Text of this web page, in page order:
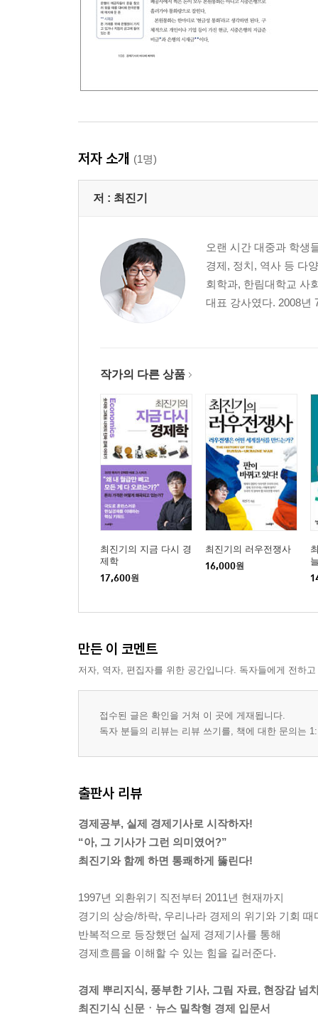
[예비강의] 경기논쟁을 왜 하지?
경제, 결국은 소비가 관건 | 정부와 한국은행의 경
01 경기순환 기사
03 꼭 챙겨봐야 할 한국은행의 금융정책 기사
04 재정정책 기사 워밍업 ① 정부 경제정책의 기본
05 재정정책 기사 워밍업 ② 정부의 예산안 기사 보
「여기서 잠깐」 감세정책, 트리클다운 효과는 있
「여기서 잠깐」 GDP 대비 정부지출 비중이 왜 자
―바그너의 법칙
07 정부의 재정정책 ② 확장/긴축 재정정책 기사
「여기서 잠깐」 정부의 재정정책이 일자리를 얼
5장 착시현상에 주의하자, 경제지표 기사
[예비강의] 신문에 자주 나오는 6개의 경제지표
우리나라 경제의 종합성적표는? | 통계를 볼 때
전년대비인지 꼼꼼히 보자 | 계절변동조절을 왜
따른 착시현상에 주의하자
01 국가의 경제규모를 보여주는 GDP 기사
「여기서 잠깐」 GNP보다 GDP 기사가 왜 많이 나
「여기서 잠깐」 GDP 기사에서 통계가 왜 계속 바
02 경제성장률 기사의 유형 파악하기
「여기서 잠깐」 미국 소비지표가 왜 신문에 자주
05 국민의 생활수준과 빈부격차를 보여주는 기사
06 앞으로 경기가 나아질까?―다양한 경기지수 기
「여기서 잠깐」 소매판매량 지수인 이마트지수
07 경기전망에 힌트를 주는 경기심리지수 기사
08 경제기사에 자주 나오는 물가지수 파악하기
「여기서 잠깐」 기사에 나오는 공식물가, 체감물
「여기서 잠깐」 88만원 세대와 청년실업률
10 고용 관련 기사 들여다보기
11 국제수지 ① 꼭 챙겨봐야 하는 경상수지, 자본수
12 국제수지 ② 경상수지, 자본수지의 기사 유형 4
13 우리나라의 재정 건전성 기사
14 우리나라 경제의 복병, 가계부채 기사
「여기서 잠깐」 신문에 자주 등장하는 여러 국가
6장 디커플링은 난센스다, 세계 경제지표 기사
저자 소개 (1명)
저 : 최진기
오랜 시간 대중과 학생
경제, 정치, 역사 등 다
회학과, 한림대학교 사
대표 강사였다. 2008년
작가의 다른 상품
최진기의 지금 다시 경
제학
17,600원
최진기의 러우전쟁사
16,000원
만든 이 코멘트
저자, 역자, 편집자를 위한 공간입니다. 독자들에게 전하
접수된 글은 확인을 거쳐 이 곳에 게재됩니다.
독자 분들의 리뷰는 리뷰 쓰기를, 책에 대한 문의는
출판사 리뷰
경제공부, 실제 경제기사로 시작하자!
“아, 그 기사가 그런 의미였어?”
최진기와 함께 하면 통쾌하게 뚫린다!
1997년 외환위기 직전부터 2011년 현재까지
경기의 상승/하락, 우리나라 경제의 위기와 기회 때
반복적으로 등장했던 실제 경제기사를 통해
경제흐름을 이해할 수 있는 힘을 길러준다.
경제 뿌리지식, 풍부한 기사, 그림 자료, 현장감 넘
최진기식 신문ㆍ뉴스 밀착형 경제 입문서